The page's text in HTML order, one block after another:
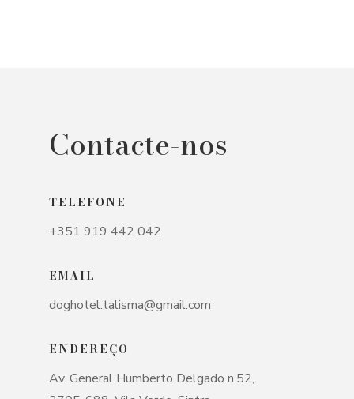
Contacte-nos
TELEFONE
+351 919 442 042
EMAIL
doghotel.talisma@gmail.com
ENDEREÇO
Av. General Humberto Delgado n.52,